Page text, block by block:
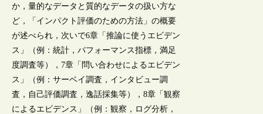
か，量的なデータと質的なデータの扱い方な
ど，「インパクト評価のための方法」の概要
が述べられ，次いで6章「推論に使うエビデン
ス」（例：統計，パフォーマンス指標，満足
度調査等），7章「問い合わせによるエビデン
ス」（例：サーベイ調査，インタビュー調
査，自己評価調査，逸話採集等），8章「観察
によるエビデンス」（例：観察，ログ分析，